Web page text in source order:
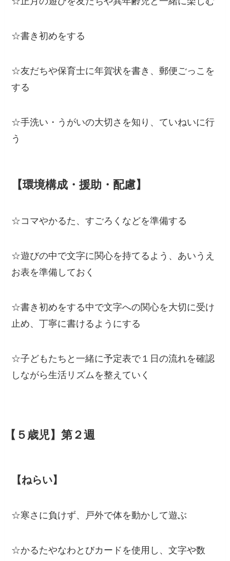
☆書き初めをする
☆友だちや保育士に年賀状を書き、郵便ごっこを
する
☆手洗い・うがいの大切さを知り、ていねいに行
う
【環境構成・援助・配慮】
☆コマやかるた、すごろくなどを準備する
☆遊びの中で文字に関心を持てるよう、あいうえ
お表を準備しておく
☆書き初めをする中で文字への関心を大切に受け
止め、丁寧に書けるようにする
☆子どもたちと一緒に予定表で１日の流れを確認
しながら生活リズムを整えていく
【５歳児】 第２週
【ねらい】
☆寒さに負けず、戸外で体を動かして遊ぶ
☆かるたやなわとびカードを使用し、文字や数